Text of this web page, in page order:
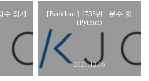
수 집계
[BaekJoon] 1735번 : 분수 합
(Python)
2021.12.06